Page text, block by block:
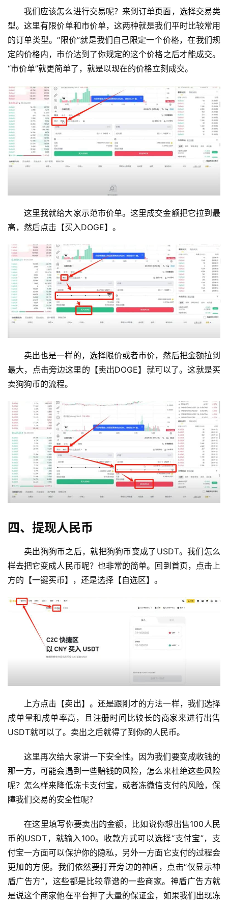
我们应该怎么进行交易呢？来到订单页面，选择交易类
型。这里有限价单和市价单，这两种就是我们平时比较常用
的订单类型。“限价”就是我们自己限定一个价格，在我们规
定的价格内，市价达到了你规定的这个价格之后才能成交。
“市价单”就更简单了，就是以现在的价格立刻成交。
这里我就给大家示范市价单。这里成交金额把它拉到最
高，然后点击【买入DOGE】。
卖出也是一样的，选择限价或者市价，然后把金额拉到
最大，点击旁边这里的【卖出DOGE】就可以了。这就是买
卖狗狗币的流程。
四、提现人民币
卖出狗狗币之后，就把狗狗币变成了USDT。我们怎么
样去把它变成人民币呢？也非常的简单。回到首页，点击上
方的【一键买币】，还是选择【自选区】。
上方点击【卖出】。还是跟刚才的方法一样，我们选择
成单量和成单率高，且注册时间比较长的商家来进行出售
USDT就可以了。卖出之后就得了到你的人民币。
这里再次给大家讲一下安全性。因为我们要变成收钱的
那一方，可能会遇到一些赔钱的风险，怎么来杜绝这些风险
呢？怎么样来降低冻卡支付宝，或者冻微信支付的风险，保
障我们交易的安全性呢？
在这里填写你要卖出的金额，比如说你想出售100人民
币的USDT，就输入100。收款方式可以选择“支付宝”，支
付宝一方面可以保护你的隐私，另外一方面它支付的过程会
更加的方便。我们依然要打开旁边的神盾，点击“仅显示神
盾广告方”，这些都是比较靠谱的一些商家。神盾广告方就
是说这个商家他在平台押了大量的保证金，如果我们出现冻